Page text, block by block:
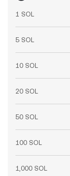
1 SOL
5 SOL
10 SOL
20 SOL
50 SOL
100 SOL
1,000 SOL